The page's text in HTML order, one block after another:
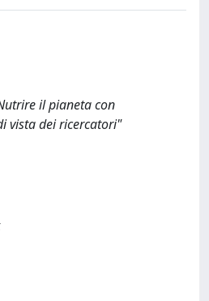
il pianeta con
vista dei ricercatori"